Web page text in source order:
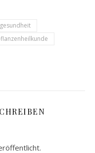
gesundheit